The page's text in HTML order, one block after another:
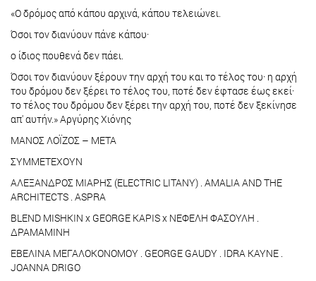
«Ο δρόμος από κάπου αρχινά, κάπου τελειώνει.
Όσοι τον διανύουν πάνε κάπου·
ο ίδιος πουθενά δεν πάει.
Όσοι τον διανύουν ξέρουν την αρχή του και το τέλος του· η αρχή
του δρόμου δεν ξέρει το τέλος του, ποτέ δεν έφτασε έως εκεί·
το τέλος του δρόμου δεν ξέρει την αρχή του, ποτέ δεν ξεκίνησε
απ' αυτήν.» Αργύρης Χιόνης
ΜΑΝΟΣ ΛΟΪΖΟΣ – ΜΕΤΑ
ΣΥΜΜΕΤΕΧΟΥΝ
ΑΛΕΞΑΝΔΡΟΣ ΜΙΑΡΗΣ (ELECTRIC LITANY) . AMALIA AND THE
ARCHITECTS . ASPRA
BLEND MISHKIN x GEORGE KAPIS x ΝΕΦΕΛΗ ΦΑΣΟΥΛΗ .
ΔΡΑΜΑΜΙΝΗ
ΕΒΕΛΙΝΑ ΜΕΓΑΛΟΚΟΝΟΜΟΥ . GEORGE GAUDY . IDRA KAYNE .
JOANNA DRIGO